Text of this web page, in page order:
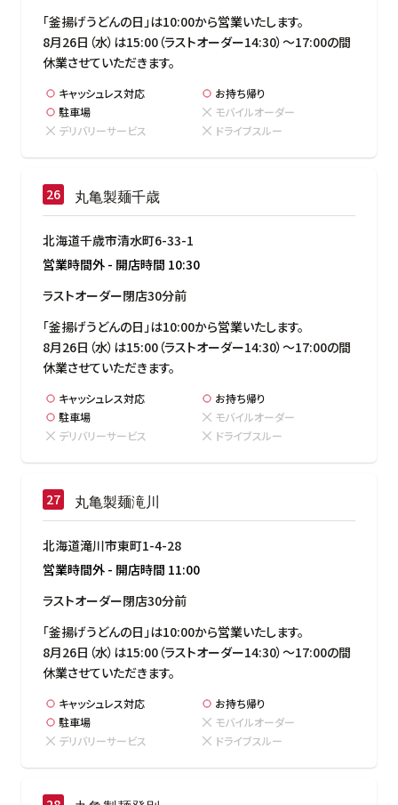
「釜揚げうどんの日」は10:00から営業いたします。
8月26日（水）は15:00（ラストオーダー14:30）～17:00の間
休業させていただきます。
キャッシュレス対応
お持ち帰り
駐車場
モバイルオーダー
デリバリーサービス
ドライブスルー
丸亀製麺千歳
北海道千歳市清水町6-33-1
営業時間外 - 開店時間 10:30
ラストオーダー閉店30分前
「釜揚げうどんの日」は10:00から営業いたします。
8月26日（水）は15:00（ラストオーダー14:30）～17:00の間
休業させていただきます。
キャッシュレス対応
お持ち帰り
駐車場
モバイルオーダー
デリバリーサービス
ドライブスルー
丸亀製麺滝川
北海道滝川市東町1-4-28
営業時間外 - 開店時間 11:00
ラストオーダー閉店30分前
「釜揚げうどんの日」は10:00から営業いたします。
8月26日（水）は15:00（ラストオーダー14:30）～17:00の間
休業させていただきます。
キャッシュレス対応
お持ち帰り
駐車場
モバイルオーダー
デリバリーサービス
ドライブスルー